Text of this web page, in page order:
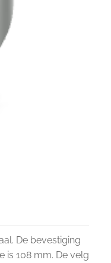
De bevestiging
is 108 mm. De velg